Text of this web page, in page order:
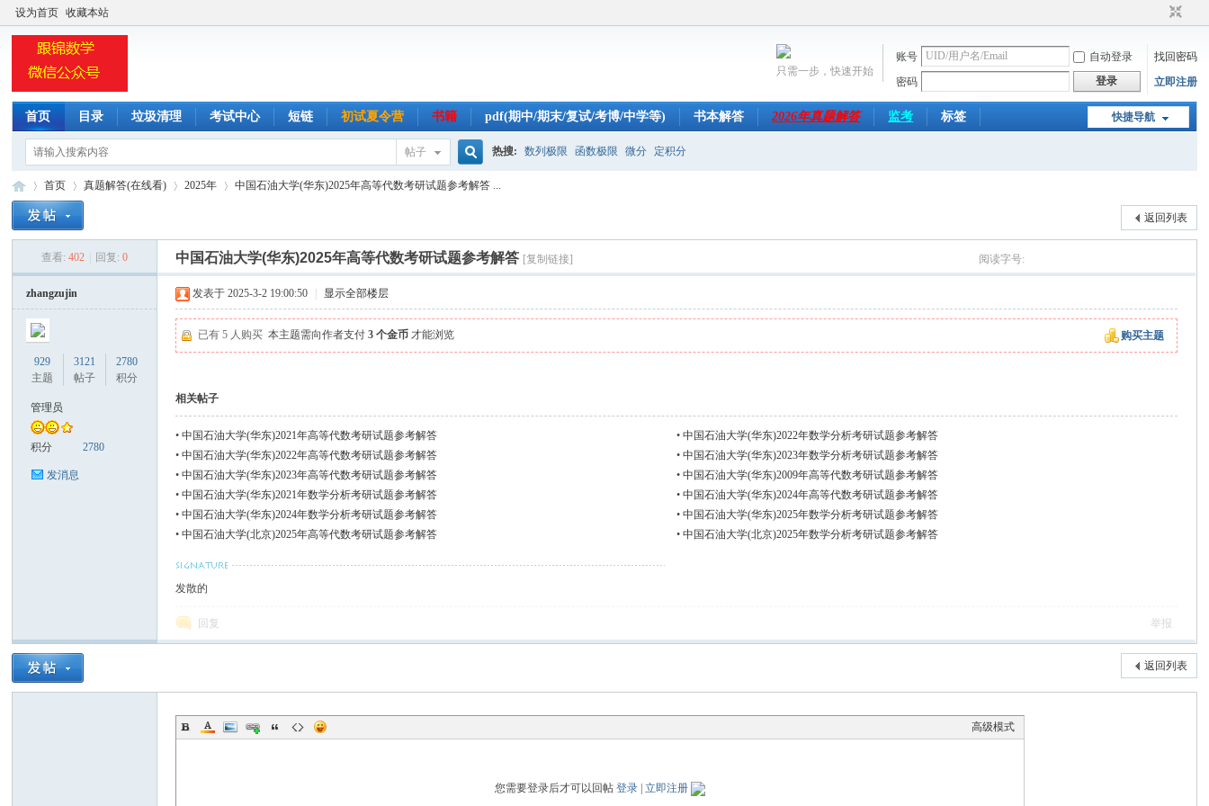
设为首页 收藏本站
账号 自动登录
找回密码
密码
登录 立即注册
只需一步，快速开始
快捷导航
首页 目录 垃圾清理 考试中心 短链 初试夏令营 书籍 pdf(期中/期末/复试/考博/中学等) 书本解答 2026年真题解答 监考 标签
帖子
搜
索
热搜: 数列极限 函数极限 微分 定积分
首页
›
真题解答(在线看) 2025年
›
中国石油大学(华东)2025年高等代数考研试题参考解答 ...
返回列表
查看: 402 回复: 0 中国石油大学(华东)2025年高等代数考研试题参考解答 [复制链接] 阅读字号:
zhangzujin
929
主题
3121
帖子
2780
积分
管理员
积分 2780
发消息
发表于 2025-3-2 19:00:50 显示全部楼层
购买主题
已有 5 人购买本主题需向作者支付3 个金币 才能浏览
相关帖子
•中国石油大学(华东)2021年高等代数考研试题参考解答 •中国石油大学(华东)2022年数学分析考研试题参考解答
•中国石油大学(华东)2022年高等代数考研试题参考解答 •中国石油大学(华东)2023年数学分析考研试题参考解答
•中国石油大学(华东)2023年高等代数考研试题参考解答 •中国石油大学(华东)2009年高等代数考研试题参考解答
•中国石油大学(华东)2021年数学分析考研试题参考解答 •中国石油大学(华东)2024年高等代数考研试题参考解答
•中国石油大学(华东)2024年数学分析考研试题参考解答 •中国石油大学(华东)2025年数学分析考研试题参考解答
•中国石油大学(北京)2025年高等代数考研试题参考解答 •中国石油大学(北京)2025年数学分析考研试题参考解答
发散的
回复 举报
返回列表
高级模式
您需要登录后才可以回帖登录 |立即注册